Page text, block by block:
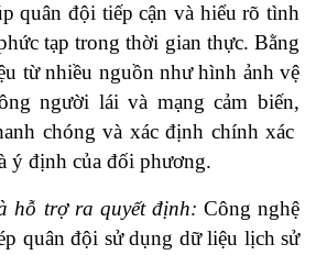
quân đội tiếp cận và hiểu rõ tình
tạp trong thời gian thực. Bằng
từ nhiều nguồn như hình ảnh vệ
người lái và mạng cảm biến,
chóng và xác định chính xác
ý định của đối phương.
hỗ trợ ra quyết định: Công nghệ
quân đội sử dụng dữ liệu lịch sử